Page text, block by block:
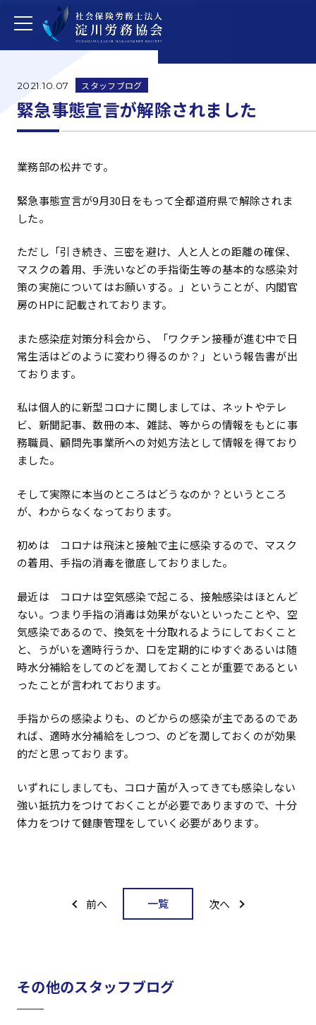
2021.10.07 スタッフブログ
緊急事態宣言が解除されました
業務部の松井です。
緊急事態宣言が9月30日をもって全都道府県で解除されま
した。
ただし「引き続き、三密を避け、人と人との距離の確保、
マスクの着用、手洗いなどの手指衛生等の基本的な感染対
策の実施についてはお願いする。」ということが、内閣官
房のHPに記載されております。
また感染症対策分科会から、「ワクチン接種が進む中で日
常生活はどのように変わり得るのか？」という報告書が出
ております。
私は個人的に新型コロナに関しましては、ネットやテレ
ビ、新聞記事、数冊の本、雑誌、等からの情報をもとに事
務職員、顧問先事業所への対処方法として情報を得ており
ました。
そして実際に本当のところはどうなのか？というところ
が、わからなくなっております。
初めは コロナは飛沫と接触で主に感染するので、マスク
の着用、手指の消毒を徹底しておりました。
最近は コロナは空気感染で起こる、接触感染はほとんど
ない。つまり手指の消毒は効果がないといったことや、空
気感染であるので、換気を十分取れるようにしておくこと
と、うがいを適時行うか、口を定期的にゆすぐあるいは随
時水分補給をしてのどを潤しておくことが重要であるとい
ったことが言われております。
手指からの感染よりも、のどからの感染が主であるのであ
れば、適時水分補給をしつつ、のどを潤しておくのが効果
的だと思っております。
いずれにしましても、コロナ菌が入ってきても感染しない
強い抵抗力をつけておくことが必要でありますので、十分
体力をつけて健康管理をしていく必要があります。
前へ 一覧 次へ
その他のスタッフブログ